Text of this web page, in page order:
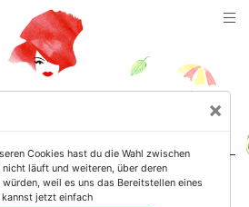
Not Girls.
×
Cookies hast du die Wahl zwischen
nicht läuft und weiteren, über deren
weil es uns das Bereitstellen eines
jetzt einfach